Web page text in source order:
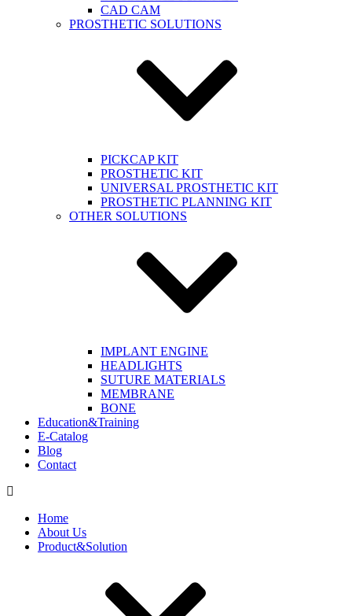
CAD CAM
PROSTHETIC SOLUTIONS
PICKCAP KIT
PROSTHETIC KIT
UNIVERSAL PROSTHETIC KIT
PROSTHETIC PLANNING KIT
OTHER SOLUTIONS
IMPLANT ENGINE
HEADLIGHTS
SUTURE MATERIALS
MEMBRANE
BONE
Education&Training
E-Catalog
Blog
Contact
Home
About Us
Product&Solution